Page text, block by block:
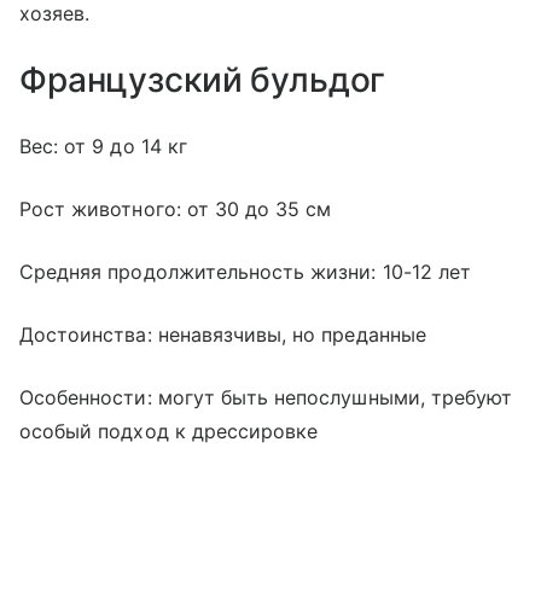
хозяев.
Французский бульдог
Вес: от 9 до 14 кг
Рост животного: от 30 до 35 см
Средняя продолжительность жизни: 10-12 лет
Достоинства: ненавязчивы, но преданные
Особенности: могут быть непослушными, требуют
особый подход к дрессировке